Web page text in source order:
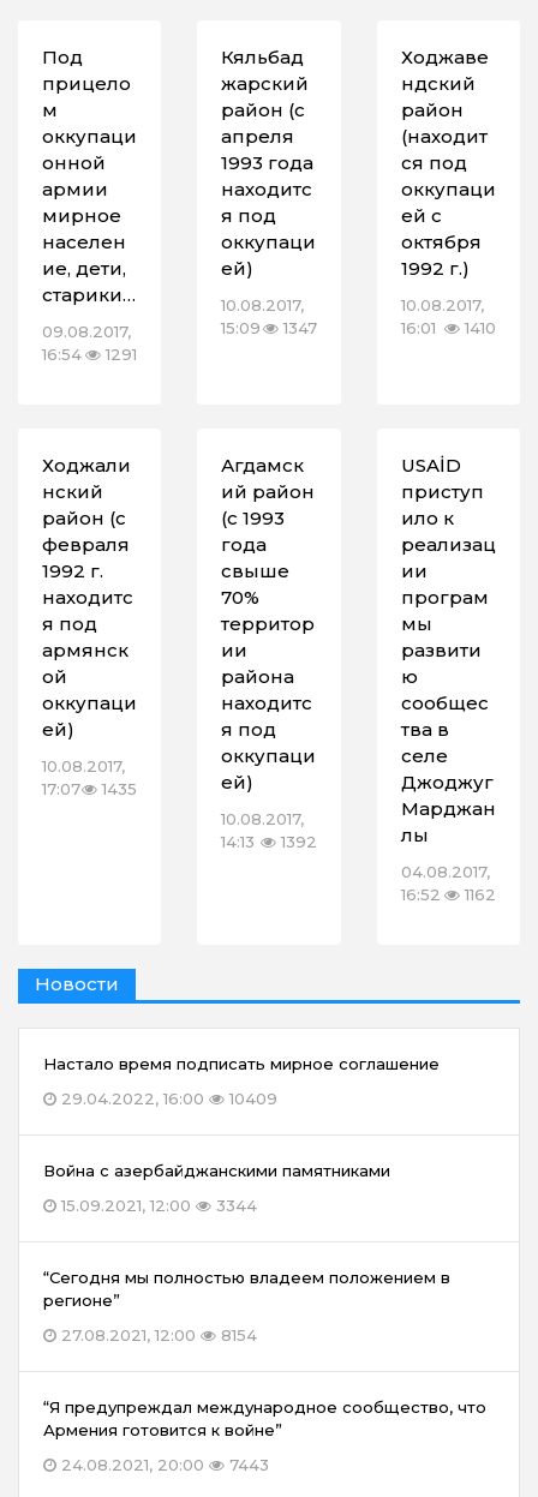
Под
прицело
м
оккупаци
онной
армии
мирное
населен
ие, дети,
старики…
09.08.2017,
16:54
1291
Кяльбад
жарский
район (с
апреля
1993 года
находитс
я под
оккупаци
ей)
10.08.2017,
15:09
1347
Ходжаве
ндский
район
(находит
ся под
оккупаци
ей с
октября
1992 г.)
10.08.2017,
16:01
1410
Ходжали
нский
район (с
февраля
1992 г.
находитс
я под
армянск
ой
оккупаци
ей)
10.08.2017,
17:07
1435
Агдамск
ий район
(с 1993
года
свыше
70%
территор
ии
района
находитс
я под
оккупаци
ей)
10.08.2017,
14:13
1392
USAİD
приступ
ило к
реализац
ии
програм
мы
развити
ю
сообщес
тва в
селе
Джоджуг
Марджан
лы
04.08.2017,
16:52
1162
Новости
Настало время подписать мирное соглашение
29.04.2022, 16:00
10409
Война с азербайджанскими памятниками
15.09.2021, 12:00
3344
“Сегодня мы полностью владеем положением в
регионе”
27.08.2021, 12:00
8154
“Я предупреждал международное сообщество, что
Армения готовится к войне”
24.08.2021, 20:00
7443